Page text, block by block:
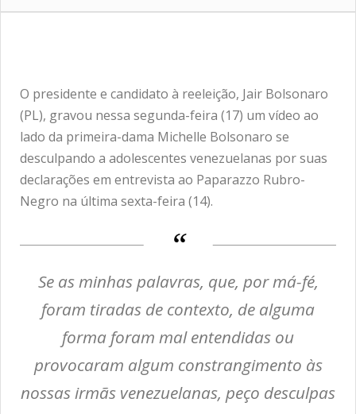
O presidente e candidato à reeleição, Jair Bolsonaro
(PL), gravou nessa segunda-feira (17) um vídeo ao
lado da primeira-dama Michelle Bolsonaro se
desculpando a adolescentes venezuelanas por suas
declarações em entrevista ao Paparazzo Rubro-
Negro na última sexta-feira (14).
Se as minhas palavras, que, por má-fé,
foram tiradas de contexto, de alguma
forma foram mal entendidas ou
provocaram algum constrangimento às
nossas irmãs venezuelanas, peço desculpas